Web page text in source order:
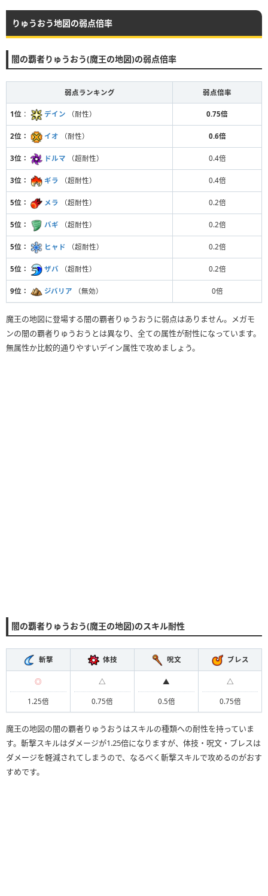
りゅうおう地図の弱点倍率
闇の覇者りゅうおう(魔王の地図)の弱点倍率
弱点ランキング 弱点倍率
1位 ： デイン （耐性） 0.75倍
2位： イオ （耐性） 0.6倍
3位： ドルマ （超耐性） 0.4倍
3位： ギラ （超耐性） 0.4倍
5位： メラ （超耐性） 0.2倍
5位： バギ （超耐性） 0.2倍
5位： ヒャド （超耐性） 0.2倍
5位： ザバ （超耐性） 0.2倍
9位： ジバリア （無効） 0倍
魔王の地図に登場する闇の覇者りゅうおうに弱点はありません。メガモ
ンの闇の覇者りゅうおうとは異なり、全ての属性が耐性になっています。
無属性か比較的通りやすいデイン属性で攻めましょう。
闇の覇者りゅうおう(魔王の地図)のスキル耐性
斬撃 体技 呪文 ブレス
◎
1.25倍
△
0.75倍
▲
0.5倍
△
0.75倍
魔王の地図の闇の覇者りゅうおうはスキルの種類への耐性を持っていま
す。斬撃スキルはダメージが1.25倍になりますが、体技・呪文・ブレスは
ダメージを軽減されてしまうので、なるべく斬撃スキルで攻めるのがおす
すめです。